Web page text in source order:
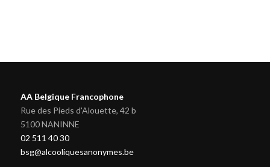
AA Belgique Francophone
Rue des Pieds d'Alouette, 42 b
5100 NANINNE
02 511 40 30
bsg@alcooliquesanonymes.be